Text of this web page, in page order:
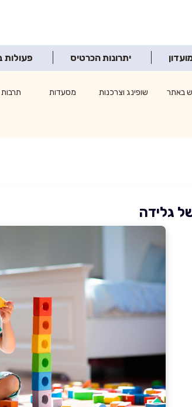
יתרונות הכרטיס פעולות
באתר שופינג וצרכנות מסעדות תרבות
גלידה